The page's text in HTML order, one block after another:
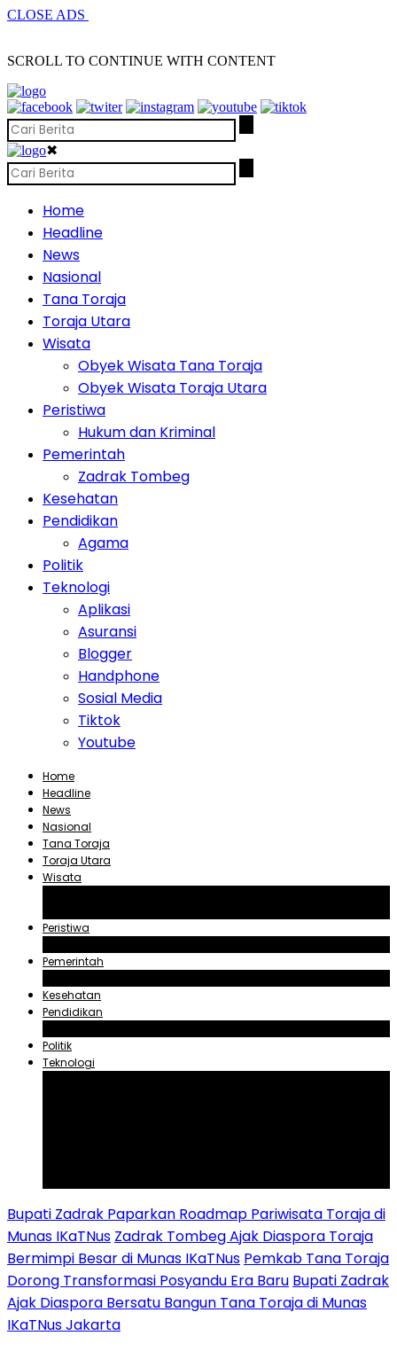
CLOSE ADS
SCROLL TO CONTINUE WITH CONTENT
✖
Home
Headline
News
Nasional
Tana Toraja
Toraja Utara
Wisata
Obyek Wisata Tana Toraja
Obyek Wisata Toraja Utara
Peristiwa
Hukum dan Kriminal
Pemerintah
Zadrak Tombeg
Kesehatan
Pendidikan
Agama
Politik
Teknologi
Aplikasi
Asuransi
Blogger
Handphone
Sosial Media
Tiktok
Youtube
Home
Headline
News
Nasional
Tana Toraja
Toraja Utara
Wisata
Peristiwa
Pemerintah
Kesehatan
Pendidikan
Politik
Teknologi
Bupati Zadrak Paparkan Roadmap Pariwisata Toraja di
Munas IKaTNus Zadrak Tombeg Ajak Diaspora Toraja
Bermimpi Besar di Munas IKaTNus Pemkab Tana Toraja
Dorong Transformasi Posyandu Era Baru Bupati Zadrak
Ajak Diaspora Bersatu Bangun Tana Toraja di Munas
IKaTNus Jakarta